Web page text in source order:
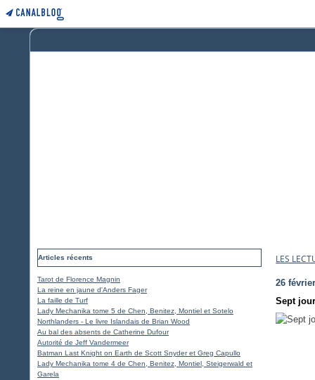
Articles récents
Tarot de Florence Magnin
La reine en jaune d'Anders Fager
La faille de Turf
Lady Mechanika tome 5 de Chen, Benitez, Montiel et Sotelo
Northlanders - Le livre Islandais de Brian Wood
Au bal des absents de Catherine Dufour
Autorité de Jeff Vandermeer
Batman Last Knight on Earth de Scott Snyder et Greg Capullo
Lady Mechanika tome 4 de Chen, Benitez, Montiel, Steigerwald et
Garela
LES
26
Sept